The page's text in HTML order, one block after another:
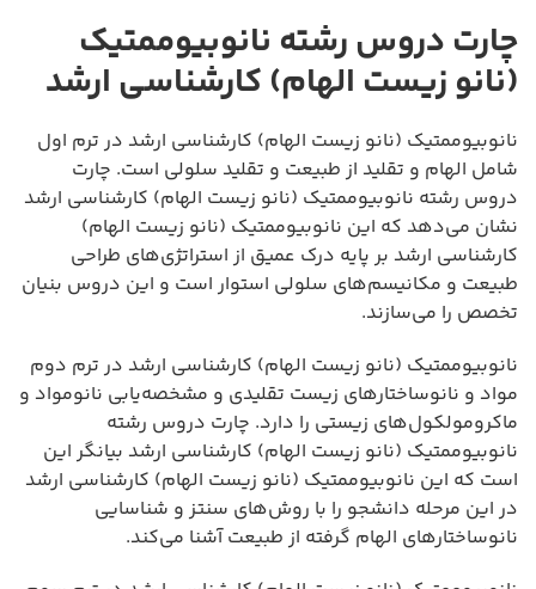
چارت دروس رشته نانوبیوممتیک
(نانو زیست الهام) کارشناسی ارشد
نانوبیوممتیک (نانو زیست الهام) کارشناسی ارشد در ترم اول
شامل الهام و تقلید از طبیعت و تقلید سلولی است. چارت
دروس رشته نانوبیوممتیک (نانو زیست الهام) کارشناسی ارشد
نشان می‌دهد که این نانوبیوممتیک (نانو زیست الهام)
کارشناسی ارشد بر پایه درک عمیق از استراتژی‌های طراحی
طبیعت و مکانیسم‌های سلولی استوار است و این دروس بنیان
تخصص را می‌سازند.
نانوبیوممتیک (نانو زیست الهام) کارشناسی ارشد در ترم دوم
مواد و نانوساختارهای زیست تقلیدی و مشخصه‌یابی نانومواد و
ماکرومولکول‌های زیستی را دارد. چارت دروس رشته
نانوبیوممتیک (نانو زیست الهام) کارشناسی ارشد بیانگر این
است که این نانوبیوممتیک (نانو زیست الهام) کارشناسی ارشد
در این مرحله دانشجو را با روش‌های سنتز و شناسایی
نانوساختارهای الهام گرفته از طبیعت آشنا می‌کند.